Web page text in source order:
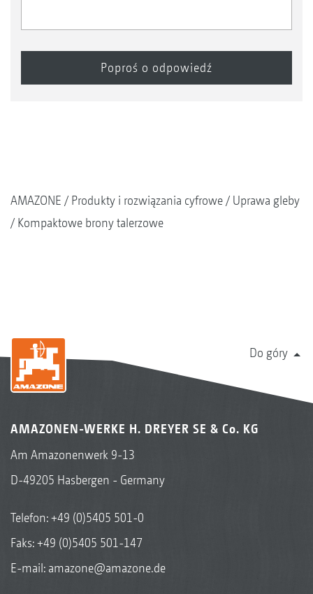
AMAZONE Produkty i rozwiązania cyfrowe
Uprawa gleby
Kompaktowe brony talerzowe
Do góry
AMAZONEN-WERKE H. DREYER SE & Co. KG
Am Amazonenwerk 9-13
D-49205 Hasbergen - Germany
Telefon:+49 (0)5405 501-0
Faks: +49 (0)5405 501-147
E-mail: amazone@amazone.de